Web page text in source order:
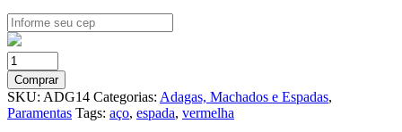
Espada
Aço
Vermelha
50cm
quantidade
Comprar
SKU: ADG14 Categorias: Adagas, Machados e Espadas,
Paramentas Tags: aço, espada, vermelha